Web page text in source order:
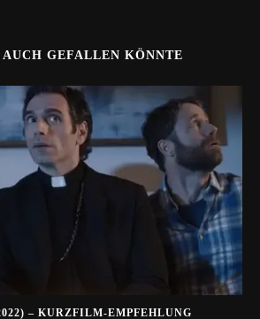
AUCH GEFALLEN KÖNNTE
– KURZFILM-EMPFEHLUNG